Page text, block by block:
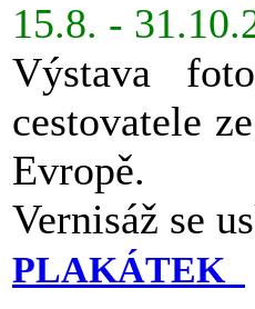
15.8. -
Výstava
cestovatele
Evropě.
Vernisáž se
PLAKÁTEK